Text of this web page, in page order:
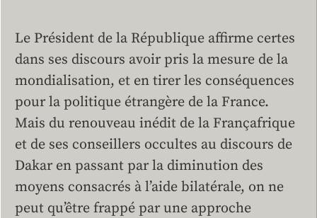
Le Président de la République affirme certes
dans ses discours avoir pris la mesure de la
mondialisation, et en tirer les conséquences
pour la politique étrangère de la France.
Mais du renouveau inédit de la Françafrique
et de ses conseillers occultes au discours de
Dakar en passant par la diminution des
moyens consacrés à l’aide bilatérale, on ne
peut qu’être frappé par une approche